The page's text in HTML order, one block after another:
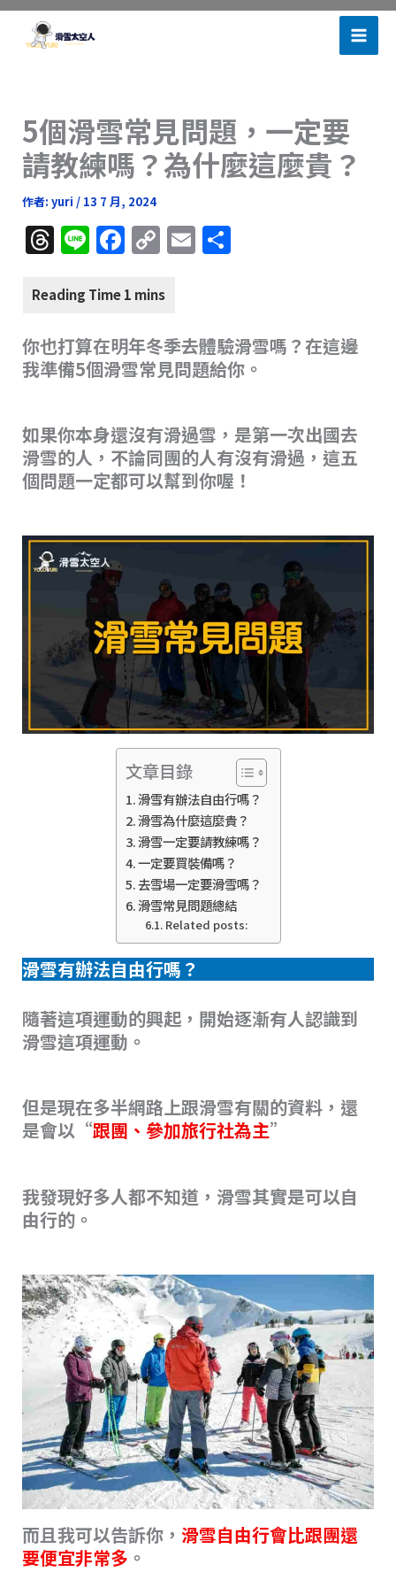
跳
5個滑雪常見問題，一定要
請教練嗎？為什麼這麼貴？
作者: yuri / 13 7 月, 2024
T
h
re
d
s
Li
n
e
F
a
c
b
o
k
C
o
p
Li
n
E
m
分
你也打算在明年冬季去體驗滑雪嗎？在這邊
我準備5個滑雪常見問題給你。
如果你本身還沒有滑過雪，是第一次出國去
滑雪的人，不論同團的人有沒有滑過，這五
個問題一定都可以幫到你喔！
文章目錄
滑雪有辦法自由行嗎？
滑雪為什麼這麼貴？
滑雪一定要請教練嗎？
一定要買裝備嗎？
去雪場一定要滑雪嗎？
滑雪常見問題總結
Related posts:
滑雪有辦法自由行嗎？
隨著這項運動的興起，開始逐漸有人認識到
滑雪這項運動。
但是現在多半網路上跟滑雪有關的資料，還
是會以“跟團、參加旅行社為主”
我發現好多人都不知道，滑雪其實是可以自
由行的。
而且我可以告訴你， 滑雪自由行會比跟團還
要便宜非常多 。